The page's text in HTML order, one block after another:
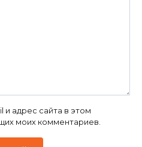
и адрес сайта в этом
моих комментариев.